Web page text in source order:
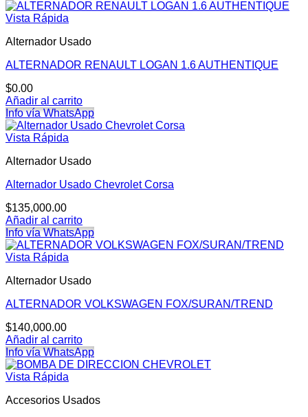
Vista Rápida
Alternador Usado
ALTERNADOR RENAULT LOGAN 1.6 AUTHENTIQUE
$0.00
Añadir al carrito
Info vía WhatsApp
Vista Rápida
Alternador Usado
Alternador Usado Chevrolet Corsa
$135,000.00
Añadir al carrito
Info vía WhatsApp
Vista Rápida
Alternador Usado
ALTERNADOR VOLKSWAGEN FOX/SURAN/TREND
$140,000.00
Añadir al carrito
Info vía WhatsApp
Vista Rápida
Accesorios Usados